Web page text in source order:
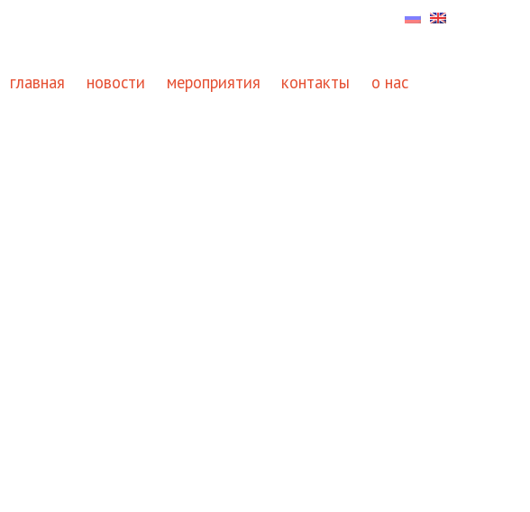
главная новости мероприятия контакты о нас